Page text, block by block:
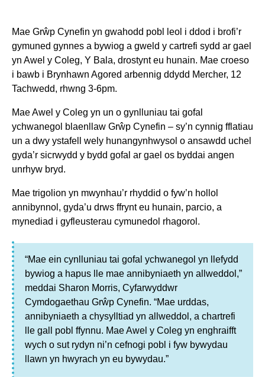
Mae Grŵp Cynefin yn gwahodd pobl leol i ddod i brofi’r
gymuned gynnes a bywiog a gweld y cartrefi sydd ar gael
yn Awel y Coleg, Y Bala, drostynt eu hunain. Mae croeso
i bawb i Brynhawn Agored arbennig ddydd Mercher, 12
Tachwedd, rhwng 3-6pm.
Mae Awel y Coleg yn un o gynlluniau tai gofal
ychwanegol blaenllaw Grŵp Cynefin – sy’n cynnig fflatiau
un a dwy ystafell wely hunangynhwysol o ansawdd uchel
gyda’r sicrwydd y bydd gofal ar gael os byddai angen
unrhyw bryd.
Mae trigolion yn mwynhau’r rhyddid o fyw’n hollol
annibynnol, gyda’u drws ffrynt eu hunain, parcio, a
mynediad i gyfleusterau cymunedol rhagorol.
“Mae ein cynlluniau tai gofal ychwanegol yn llefydd
bywiog a hapus lle mae annibyniaeth yn allweddol,”
meddai Sharon Morris, Cyfarwyddwr
Cymdogaethau Grŵp Cynefin. “Mae urddas,
annibyniaeth a chysylltiad yn allweddol, a chartrefi
lle gall pobl ffynnu. Mae Awel y Coleg yn enghraifft
wych o sut rydyn ni’n cefnogi pobl i fyw bywydau
llawn yn hwyrach yn eu bywydau.”